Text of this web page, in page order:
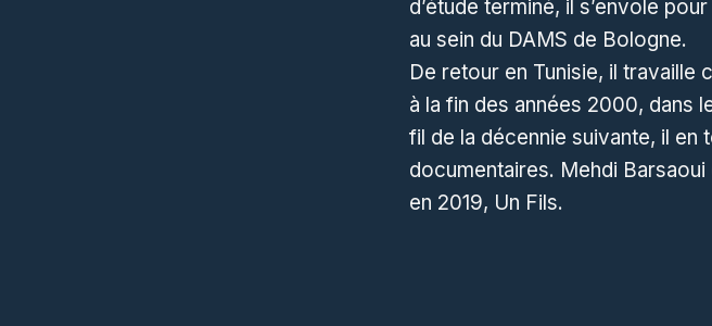
d’étude terminé, il s’envole
au sein du DAMS de Bologne.
De retour en Tunisie, il travaille
à la fin des années 2000, dans
fil de la décennie suivante, il en
documentaires. Mehdi
en 2019, Un Fils.